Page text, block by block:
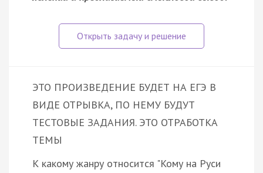
ЭТО ПРОИЗВЕДЕНИЕ БУДЕТ НА ЕГЭ В
ВИДЕ ОТРЫВКА, ПО НЕМУ БУДУТ
ТЕСТОВЫЕ ЗАДАНИЯ. ЭТО ОТРАБОТКА
ТЕМЫ
К какому жанру относится "Кому на Руси